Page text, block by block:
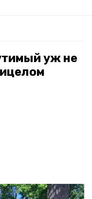
уж не